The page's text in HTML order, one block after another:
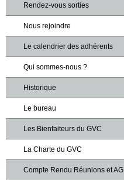
Rendez-vous sorties
Nous rejoindre
Le calendrier des adhérents
Qui sommes-nous ?
Historique
Le bureau
Les Bienfaiteurs du GVC
La Charte du GVC
Compte Rendu Réunions et AG